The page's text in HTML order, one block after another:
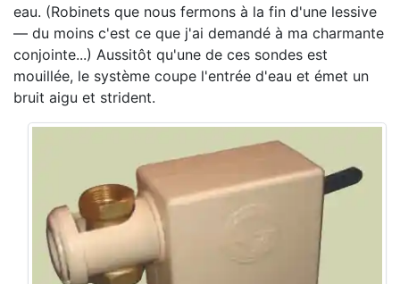
eau. (Robinets que nous fermons à la fin d'une lessive
— du moins c'est ce que j'ai demandé à ma charmante
conjointe...) Aussitôt qu'une de ces sondes est
mouillée, le système coupe l'entrée d'eau et émet un
bruit aigu et strident.